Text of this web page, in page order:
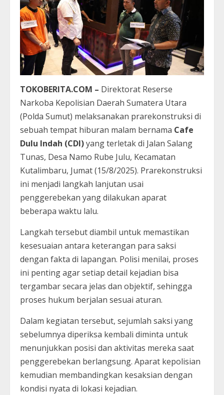
TOKOBERITA.COM – Direktorat Reserse
Narkoba Kepolisian Daerah Sumatera Utara
(Polda Sumut) melaksanakan prarekonstruksi di
sebuah tempat hiburan malam bernama Cafe
Dulu Indah (CDI)yang terletak di Jalan Salang
Tunas, Desa Namo Rube Julu, Kecamatan
Kutalimbaru, Jumat (15/8/2025). Prarekonstruksi
ini menjadi langkah lanjutan usai
penggerebekan yang dilakukan aparat
beberapa waktu lalu.
Langkah tersebut diambil untuk memastikan
kesesuaian antara keterangan para saksi
dengan fakta di lapangan. Polisi menilai, proses
ini penting agar setiap detail kejadian bisa
tergambar secara jelas dan objektif, sehingga
proses hukum berjalan sesuai aturan.
Dalam kegiatan tersebut, sejumlah saksi yang
sebelumnya diperiksa kembali diminta untuk
menunjukkan posisi dan aktivitas mereka saat
penggerebekan berlangsung. Aparat kepolisian
kemudian membandingkan kesaksian dengan
kondisi nyata di lokasi kejadian.